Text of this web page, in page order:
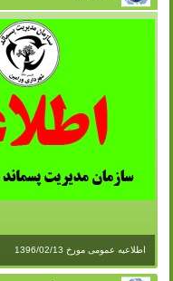
اطلاعیه عمومی مورخ 1396/02/13